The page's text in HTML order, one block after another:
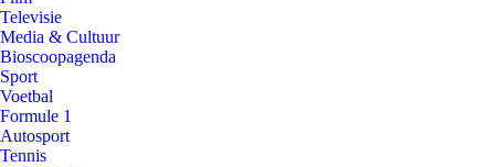
Televisie
Media & Cultuur
Bioscoopagenda
Sport
Voetbal
Formule 1
Autosport
Tennis